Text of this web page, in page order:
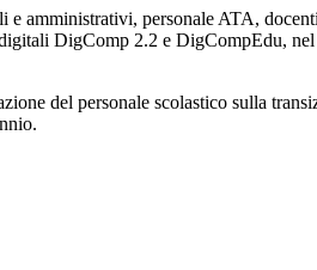
amministrativi, personale ATA,
DigComp 2.2 e DigCompEdu,
del personale scolastico sulla